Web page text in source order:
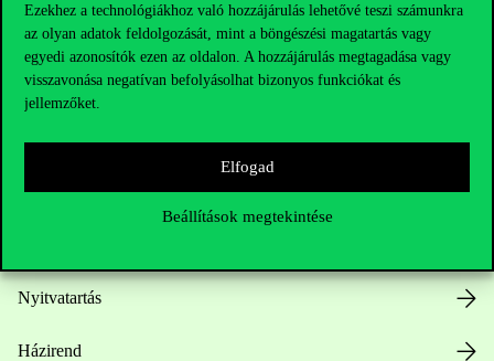
Ezekhez a technológiákhoz való hozzájárulás lehetővé teszi számunkra
az olyan adatok feldolgozását, mint a böngészési magatartás vagy
egyedi azonosítók ezen az oldalon. A hozzájárulás megtagadása vagy
visszavonása negatívan befolyásolhat bizonyos funkciókat és
jellemzőket.
Elfogad
Beállítások megtekintése
Sajtó:press@uni-corvinus.hu
Nyitvatartás
Házirend